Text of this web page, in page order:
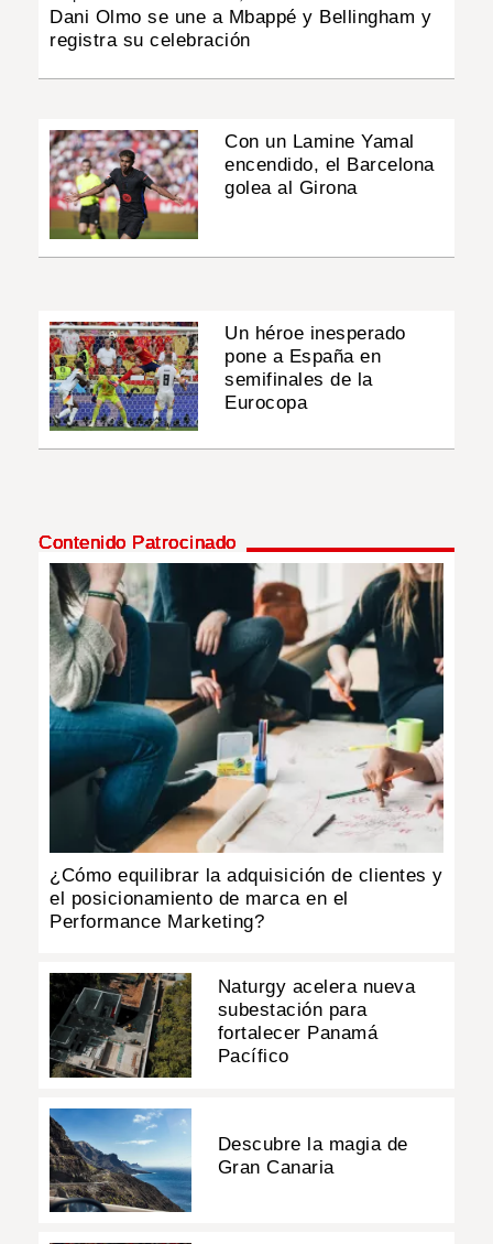
Dani Olmo se une a Mbappé y Bellingham y
registra su celebración
Con un Lamine Yamal
encendido, el Barcelona
golea al Girona
Un héroe inesperado
pone a España en
semifinales de la
Eurocopa
Contenido Patrocinado
¿Cómo equilibrar la adquisición de clientes y
el posicionamiento de marca en el
Performance Marketing?
Naturgy acelera nueva
subestación para
fortalecer Panamá
Pacífico
Descubre la magia de
Gran Canaria